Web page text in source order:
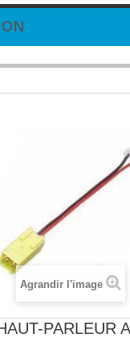
Agrandir l'image
PARLEUR